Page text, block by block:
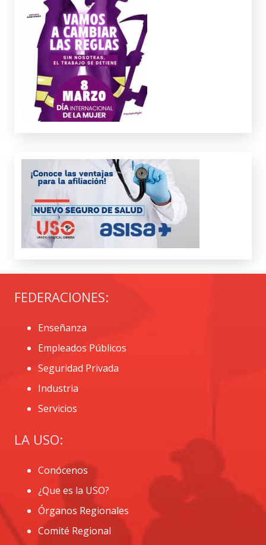
FEDERACIONES:
Enseñanza
Empleados Públicos
Seguridad Privada
Industria
Servicios
LA USO:
Conócenos
¿Que es la USO?
Órganos Regionales
Comité Regional